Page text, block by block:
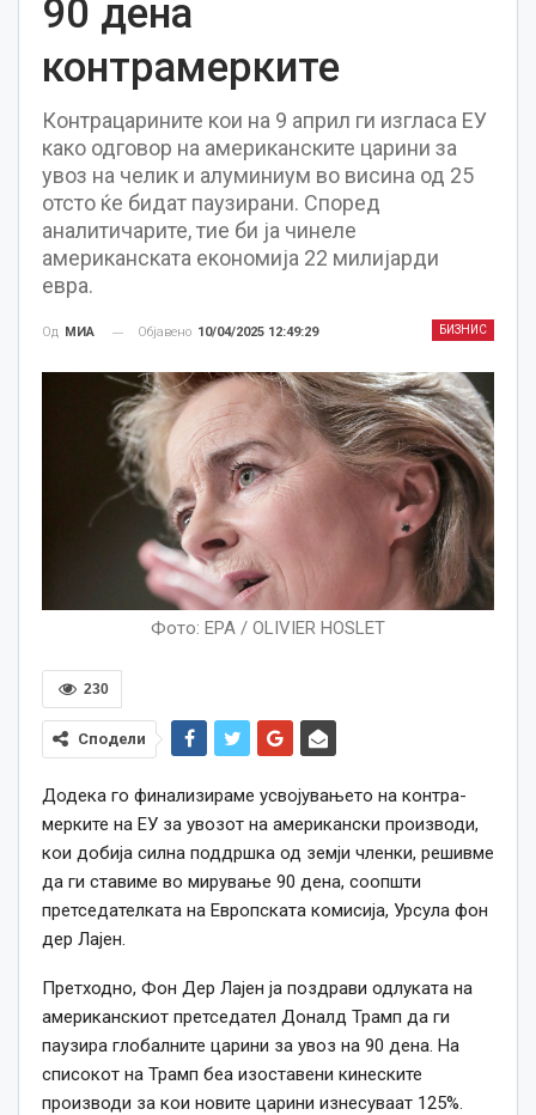
90 дена
контрамерките
Контрацарините кои на 9 април ги изгласа ЕУ
како одговор на американските царини за
увоз на челик и алуминиум во висина од 25
отсто ќе бидат паузирани. Според
аналитичарите, тие би ја чинеле
американската економија 22 милијарди
евра.
БИЗНИС
Од МИА Објавено 10/04/2025 12:49:29
Фото: EPA / OLIVIER HOSLET
230
Сподели
Додека го финализираме усвојувањето на контра-
мерките на ЕУ за увозот на американски производи,
кои добија силна поддршка од земји членки, решивме
да ги ставиме во мирување 90 дена, соопшти
претседателката на Европската комисија, Урсула фон
дер Лајен.
Претходно, Фон Дер Лајен ја поздрави одлуката на
американскиот претседател Доналд Трамп да ги
паузира глобалните царини за увоз на 90 дена. На
списокот на Трамп беа изоставени кинеските
производи за кои новите царини изнесуваат 125%.